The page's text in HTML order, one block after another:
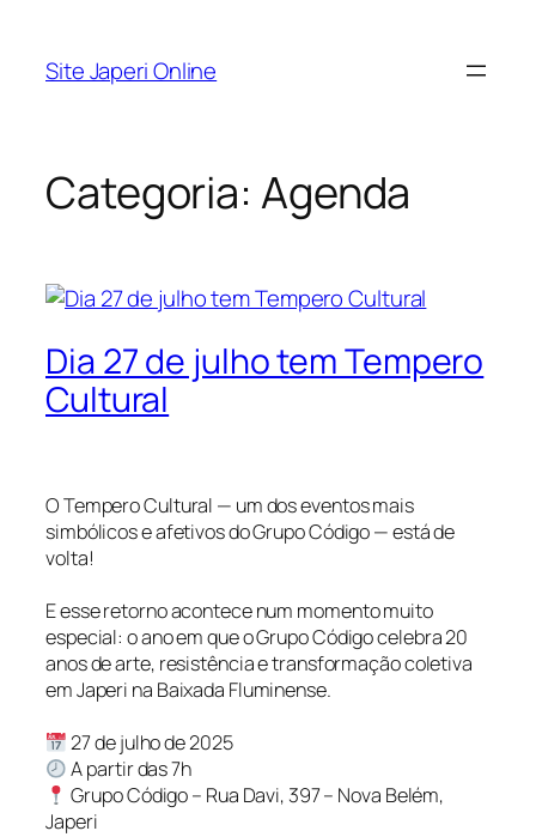
Site Japeri Online
Categoria: Agenda
Dia 27 de julho tem Tempero
Cultural
O Tempero Cultural — um dos eventos mais
simbólicos e afetivos do Grupo Código — está de
volta!
E esse retorno acontece num momento muito
especial: o ano em que o Grupo Código celebra 20
anos de arte, resistência e transformação coletiva
em Japeri na Baixada Fluminense.
27 de julho de 2025
A partir das 7h
Grupo Código – Rua Davi, 397 – Nova Belém,
Japeri